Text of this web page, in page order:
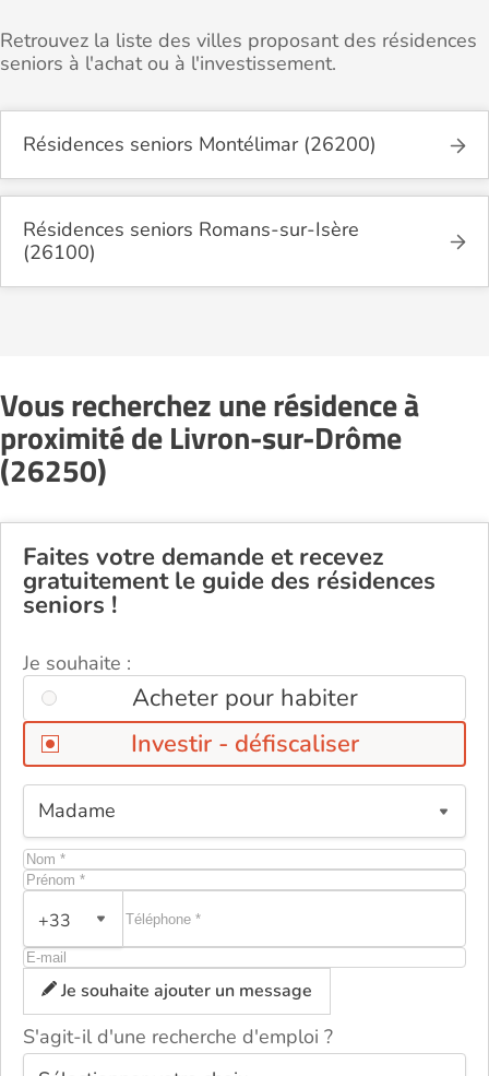
Retrouvez la liste des villes proposant des résidences
seniors à l'achat ou à l'investissement.
Résidences seniors Montélimar (26200)
Résidences seniors Romans-sur-Isère
(26100)
Vous recherchez une résidence à
proximité de Livron-sur-Drôme
(26250)
Faites votre demande et recevez
gratuitement le guide des résidences
seniors !
Je souhaite :
Acheter pour habiter
Investir - défiscaliser
+33
Je souhaite ajouter un message
S'agit-il d'une recherche d'emploi ?
ou